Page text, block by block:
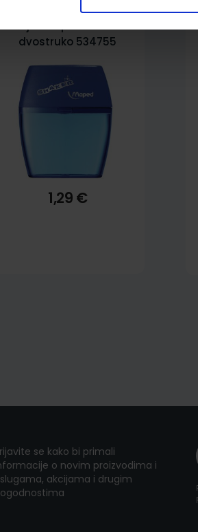
Šiljilo Maped shaker
dvostruko 534755
1,29 €
se kako bi primali
o novim proizvodima i
akcijama i drugim